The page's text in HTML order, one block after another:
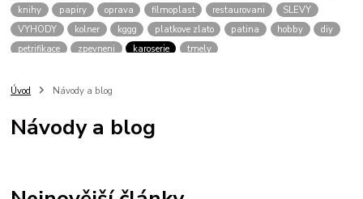
knihy
papiry oprava filmoplast restaurovani
SLEVY
VYHODY
kolner kggg platkove zlato patina hobby
diy
petrifikace
zpevneni karoserie tmely
Úvod Návody a blog
Návody a blog